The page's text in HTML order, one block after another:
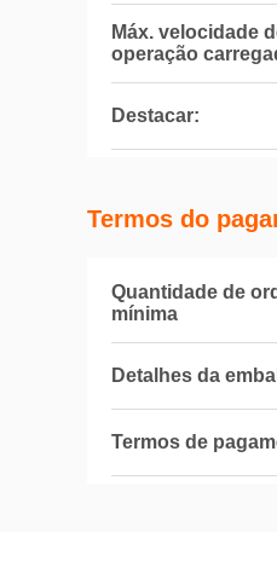
Máx. velocidade
operação
Destacar:
Termos do
Quantidade de
mínima
Detalhes da
Termos de